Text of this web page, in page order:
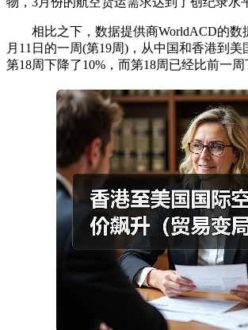
相比之下，数据提供商WorldACD的数
月11日的一周(第19周)，从中国和香港到美
第18周下降了10%，而第18周已经比前一周